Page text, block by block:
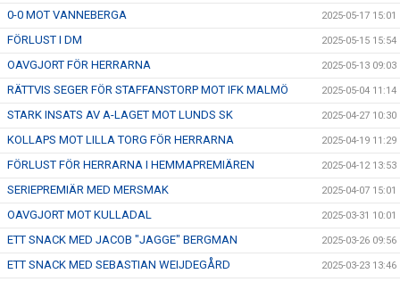
0-0 MOT VANNEBERGA 2025-05-17 15:01
FÖRLUST I DM 2025-05-15 15:54
OAVGJORT FÖR HERRARNA 2025-05-13 09:03
RÄTTVIS SEGER FÖR STAFFANSTORP MOT IFK MALMÖ 2025-05-04 11:14
STARK INSATS AV A-LAGET MOT LUNDS SK 2025-04-27 10:30
KOLLAPS MOT LILLA TORG FÖR HERRARNA 2025-04-19 11:29
FÖRLUST FÖR HERRARNA I HEMMAPREMIÄREN 2025-04-12 13:53
SERIEPREMIÄR MED MERSMAK 2025-04-07 15:01
OAVGJORT MOT KULLADAL 2025-03-31 10:01
ETT SNACK MED JACOB "JAGGE" BERGMAN 2025-03-26 09:56
ETT SNACK MED SEBASTIAN WEIJDEGÅRD 2025-03-23 13:46